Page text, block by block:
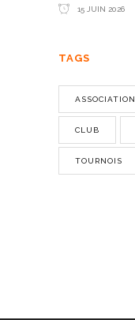
15 JUIN 2026
TAGS
ASSOCIATION
CLUB
TOURNOIS